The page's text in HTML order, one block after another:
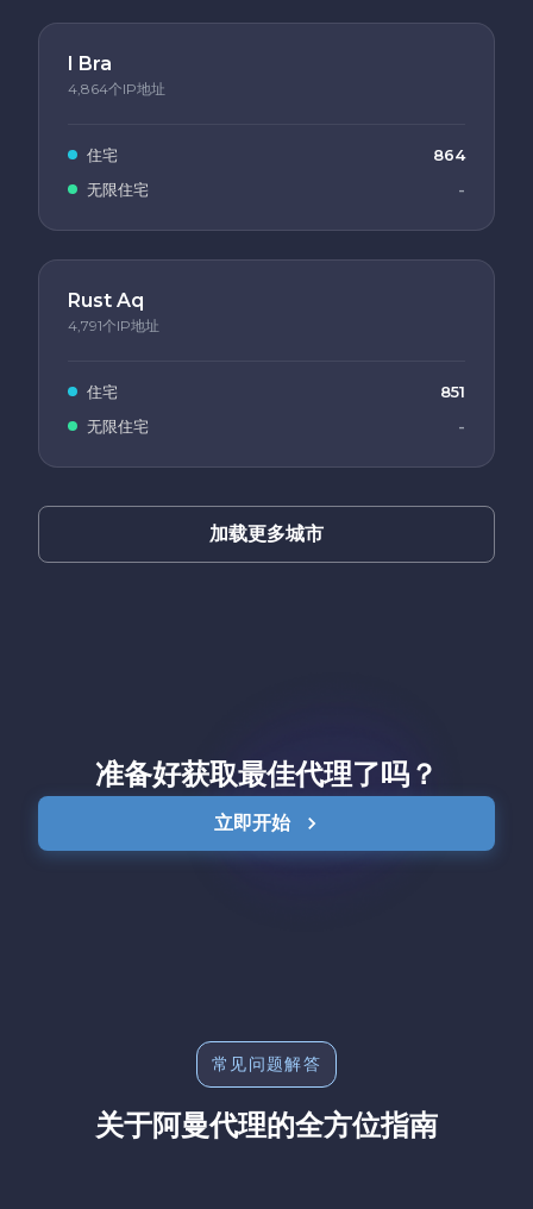
I Bra
4,864个IP地址
住宅
864
无限住宅
-
Rust Aq
4,791个IP地址
住宅
851
无限住宅
-
加载更多城市
准备好获取最佳代理了吗？
立即开始
常见问题解答
关于阿曼代理的全方位指南